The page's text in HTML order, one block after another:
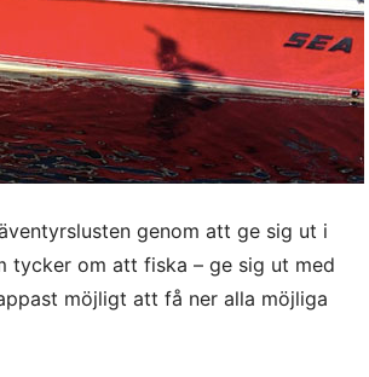
genom att ge sig ut i
tycker om att fiska – ge sig ut med
möjligt att få ner alla möjliga